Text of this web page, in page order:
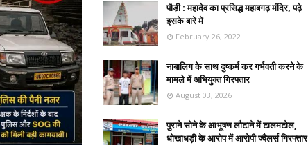
पौड़ी : महादेव का प्रसिद्ध महाबगढ़ मंदिर, पढ़े
इसके बारे में
February 26, 2022
नाबालिग के साथ दुष्कर्म कर गर्भवती करने के
मामले में अभियुक्त गिरफ्तार
August 03, 2026
पुराने सोने के आभूषण लौटाने में टालमटोल,
धोखाधड़ी के आरोप में आरोपी ज्वैलर्स गिरफ्तार